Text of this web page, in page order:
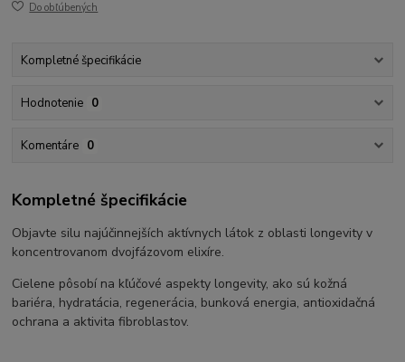
Do obľúbených
Kompletné špecifikácie
Hodnotenie 0
Komentáre 0
Kompletné špecifikácie
Objavte silu najúčinnejších aktívnych látok z oblasti longevity v
koncentrovanom dvojfázovom elixíre.
Cielene pôsobí na kľúčové aspekty longevity, ako sú kožná
bariéra, hydratácia, regenerácia, bunková energia, antioxidačná
ochrana a aktivita fibroblastov.